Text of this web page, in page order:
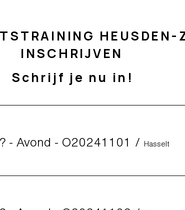
HEUSDEN-
INSCHRIJVEN
Schrijf je nu in!
- Avond - O20241101 / Hasselt